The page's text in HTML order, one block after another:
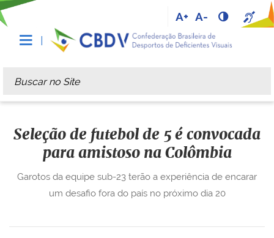
A+ A-
Busca
Busca Avançada…
Seleção de futebol de 5 é convocada
para amistoso na Colômbia
Garotos da equipe sub-23 terão a experiência de encarar
um desafio fora do país no próximo dia 20